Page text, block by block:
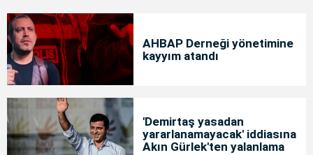
AHBAP Derneği yönetimine
kayyım atandı
'Demirtaş yasadan
yararlanamayacak' iddiasına
Akın Gürlek'ten yalanlama